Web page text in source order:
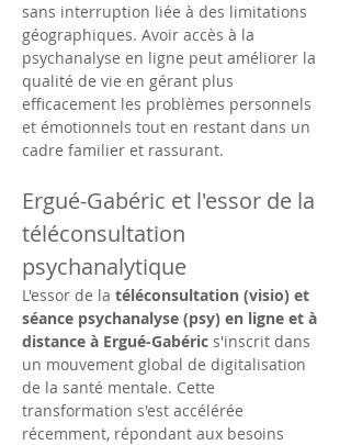
sans interruption liée à des limitations
géographiques. Avoir accès à la
psychanalyse en ligne peut améliorer la
qualité de vie en gérant plus
efficacement les problèmes personnels
et émotionnels tout en restant dans un
cadre familier et rassurant.
Ergué-Gabéric et l'essor de la
téléconsultation
psychanalytique
L'essor de la téléconsultation (visio) et
séance psychanalyse (psy) en ligne et à
distance à Ergué-Gabéric s'inscrit dans
un mouvement global de digitalisation
de la santé mentale. Cette
transformation s'est accélérée
récemment, répondant aux besoins